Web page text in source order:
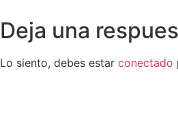
Deja una
Lo siento, debes estar conectado